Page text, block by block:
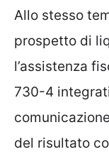
Allo stesso
prospetto di
l’assistenza
730-4
del risultato